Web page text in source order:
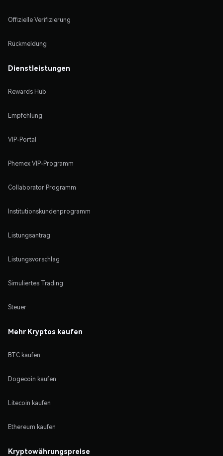
Offizielle Verifizierung
Rückmeldung
Dienstleistungen
Rewards Hub
Empfehlung
VIP-Portal
Phemex VIP-Programm
Collaborator Programm
Institutionskundenprogramm
Listungsantrag
Listungsvorschlag
Simuliertes Trading
Steuer
Mehr Kryptos kaufen
BTC kaufen
Dogecoin kaufen
Litecoin kaufen
Ethereum kaufen
Kryptowährungspreise